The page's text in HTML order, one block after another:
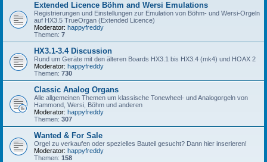
Extended Licence Böhm and Wersi Emulations
Registrierungen und Einstellungen zur Emulation von Böhm- und Wersi-Orgeln
auf HX3.5 TrueOrgan (Extended Licence)
Moderator: happyfreddy
Themen: 7
HX3.1-3.4 Discussion
Rund um Geräte mit den älteren Boards HX3.1 bis HX3.4 (mk4) und HOAX 2
Moderator: happyfreddy
Themen: 730
Classic Analog Organs
Alle allgemeinen Themen um klassische Tonewheel- und Analogorgeln von
Hammond, Wersi, Böhm und anderen
Moderator: happyfreddy
Themen: 307
Wanted & For Sale
Orgel zu verkaufen oder spezielles Bauteil gesucht? Dann hier inserieren!
Moderator: happyfreddy
Themen: 158